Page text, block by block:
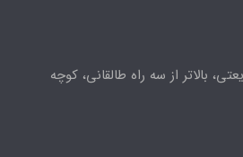
بالاتر از سه راه طالقانی، کوچه